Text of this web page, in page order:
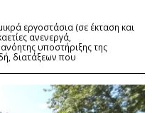
εργοστάσια (σε έκταση και
ανενεργά,
ανόητης υποστήριξης της
διατάξεων που